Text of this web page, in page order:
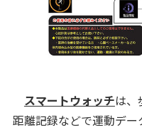
スマートウォッチは、
距離記録などで運動デ